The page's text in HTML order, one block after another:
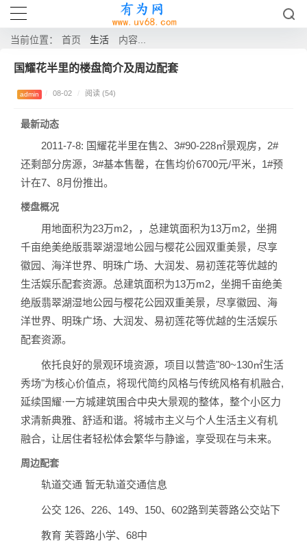
当前位置： 首页 生活 内容...
国耀花半里的楼盘简介及周边配套
admin / 08-02 / 阅读 (54)
最新动态
2011-7-8: 国耀花半里在售2、3#90-228㎡景观房，2#
还剩部分房源，3#基本售罄，在售均价6700元/平米，1#预
计在7、8月份推出。
楼盘概况
用地面积为23万m2，，总建筑面积为13万m2，坐拥
千亩绝美绝版翡翠湖湿地公园与樱花公园双重美景，尽享
徽园、海洋世界、明珠广场、大润发、易初莲花等优越的
生活娱乐配套资源。总建筑面积为13万m2，坐拥千亩绝美
绝版翡翠湖湿地公园与樱花公园双重美景，尽享徽园、海
洋世界、明珠广场、大润发、易初莲花等优越的生活娱乐
配套资源。
依托良好的景观环境资源，项目以营造"80~130㎡生活
秀场"为核心价值点，将现代简约风格与传统风格有机融合,
延续国耀·一方城建筑围合中央大景观的整体，整个小区力
求清新典雅、舒适和谐。将城市主义与个人生活主义有机
融合，让居住者轻松体会繁华与静谧，享受现在与未来。
周边配套
轨道交通 暂无轨道交通信息
公交 126、226、149、150、602路到芙蓉路公交站下
教育 芙蓉路小学、68中